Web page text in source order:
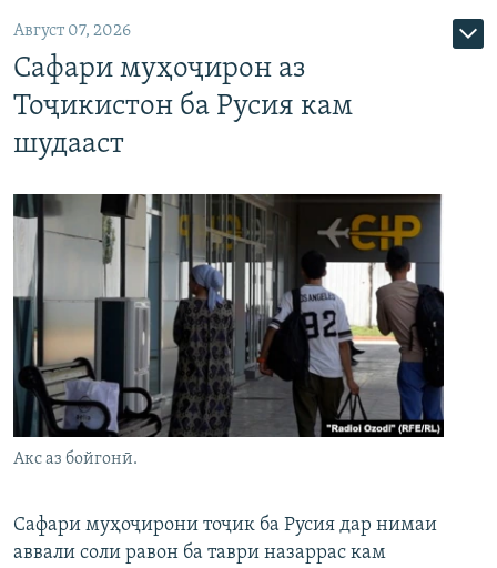
Август 07, 2026
Сафари муҳоҷирон аз
Тоҷикистон ба Русия кам
шудааст
Акс аз бойгонӣ.
Сафари муҳоҷирони тоҷик ба Русия дар нимаи
аввали соли равон ба таври назаррас кам